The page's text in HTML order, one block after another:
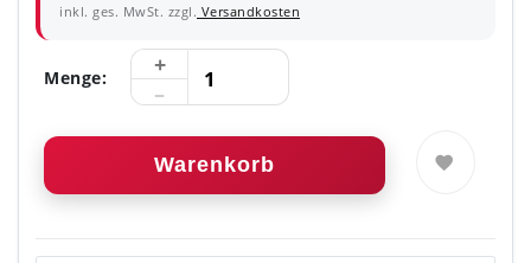
inkl. ges. MwSt. zzgl. Versandkosten
Menge:
Warenkorb